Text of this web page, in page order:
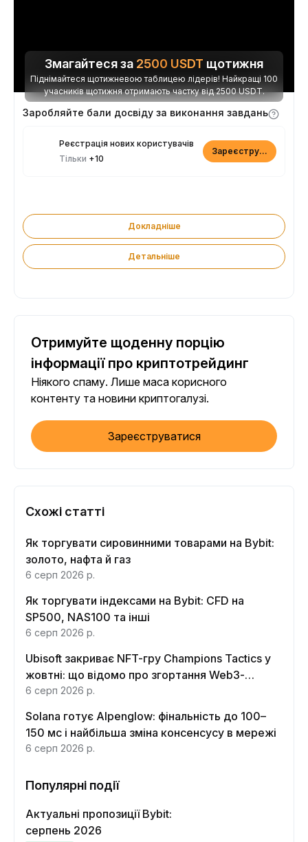
Змагайтеся за 2500 USDT щотижня
Піднімайтеся щотижневою таблицею лідерів! Найкращі 100
учасників щотижня отримають частку від 2500 USDT.
Заробляйте бали досвіду за виконання завдань
Реєстрація нових користувачів
Тільки +10
Зареєструватися
Докладніше
Детальніше
Отримуйте щоденну порцію
інформації про криптотрейдинг
Ніякого спаму. Лише маса корисного
контенту та новини криптогалузі.
Зареєструватися
Схожі статті
Як торгувати сировинними товарами на Bybit:
золото, нафта й газ
6 серп 2026 р.
Як торгувати індексами на Bybit: CFD на
SP500, NAS100 та інші
6 серп 2026 р.
Ubisoft закриває NFT-гру Champions Tactics у
жовтні: що відомо про згортання Web3-
функцій
6 серп 2026 р.
Solana готує Alpenglow: фінальність до 100–
150 мс і найбільша зміна консенсусу в мережі
6 серп 2026 р.
Популярні події
Актуальні пропозиції Bybit:
серпень 2026